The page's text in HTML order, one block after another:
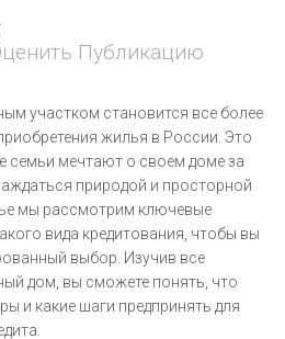
Публикацию
участком становится все более
жилья в России. Это
семьи мечтают о своем доме за
природой и просторной
мы рассмотрим ключевые
вида кредитования, чтобы вы
выбор. Изучив все
дом, вы сможете понять, что
и какие шаги предпринять для